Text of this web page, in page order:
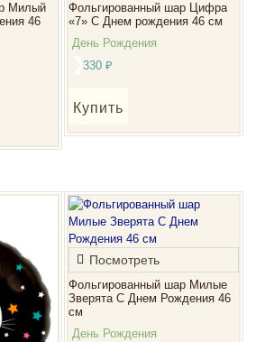
Милый
46
Фольгированный шар Цифра
«7» С Днем рождения 46 см
День Рождения
330 ₽
Купить
Посмотреть
Фольгированный шар Милые
Зверята С Днем Рождения 46
см
День Рождения